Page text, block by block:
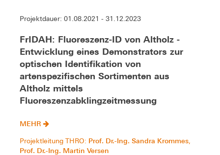
Projektdauer: 01.08.2021 - 31.12.2023
FrIDAH: Fluoreszenz-ID von Altholz -
Entwicklung eines Demonstrators zur
optischen Identifikation von
artenspezifischen Sortimenten aus
Altholz mittels
Fluoreszenzabklingzeitmessung
MEHR
Projektleitung THRO: Prof. Dr.-Ing. Sandra Krommes,
Prof. Dr.-Ing. Martin Versen